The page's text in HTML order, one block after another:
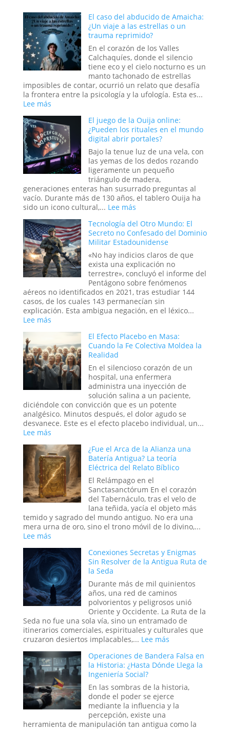
El caso del abducido de Amaicha:
¿Un viaje a las estrellas o un
trauma reprimido?
En el corazón de los Valles
Calchaquíes, donde el silencio
tiene eco y el cielo nocturno es un
manto tachonado de estrellas
imposibles de contar, ocurrió un relato que desafía
la frontera entre la psicología y la ufología. Esta es...
Lee más:
caso
del
abducido
de
Amaicha:
¿Un
viaje
a
las
estrellas
un
trauma
reprimido?
El juego de la Ouija online:
¿Pueden los rituales en el mundo
digital abrir portales?
Bajo la tenue luz de una vela, con
las yemas de los dedos rozando
ligeramente un pequeño
triángulo de madera,
generaciones enteras han susurrado preguntas al
vacío. Durante más de 130 años, el tablero Ouija ha
sido un icono cultural,... Lee más:
juego
de
la
Ouija
online:
¿Pueden
los
rituales
en
el
abrir
portales?
Tecnología del Otro Mundo: El
Secreto no Confesado del Dominio
Militar Estadounidense
«No hay indicios claros de que
exista una explicación no
terrestre», concluyó el informe del
Pentágono sobre fenómenos
aéreos no identificados en 2021, tras estudiar 144
casos, de los cuales 143 permanecían sin
explicación. Esta ambigua negación, en el léxico...
Lee más:
Otro
Mundo:
El
Secreto
no
Confesado
del
Dominio
Militar
Estadounidense
El Efecto Placebo en Masa:
Cuando la Fe Colectiva Moldea la
Realidad
En el silencioso corazón de un
hospital, una enfermera
administra una inyección de
solución salina a un paciente,
diciéndole con convicción que es un potente
analgésico. Minutos después, el dolor agudo se
desvanece. Este es el efecto placebo individual, un...
Lee más:
Efecto
Placebo
en
Masa:
Cuando
la
Fe
Colectiva
Moldea
la
¿Fue el Arca de la Alianza una
Batería Antigua? La teoría
Eléctrica del Relato Bíblico
El Relámpago en el
Sanctasanctórum En el corazón
del Tabernáculo, tras el velo de
lana teñida, yacía el objeto más
temido y sagrado del mundo antiguo. No era una
mera urna de oro, sino el trono móvil de lo divino,...
Lee más:
el
Arca
de
la
Alianza
una
Batería
Antigua?
La
teoría
del
Relato
Bíblico
Conexiones Secretas y Enigmas
Sin Resolver de la Antigua Ruta de
la Seda
Durante más de mil quinientos
años, una red de caminos
polvorientos y peligrosos unió
Oriente y Occidente. La Ruta de la
Seda no fue una sola vía, sino un entramado de
itinerarios comerciales, espirituales y culturales que
cruzaron desiertos implacables,... Lee más:
Secretas
y
Sin
Resolver
de
la
Antigua
Operaciones de Bandera Falsa en
la Historia: ¿Hasta Dónde Llega la
Ingeniería Social?
En las sombras de la historia,
donde el poder se ejerce
mediante la influencia y la
percepción, existe una
herramienta de manipulación tan antigua como la